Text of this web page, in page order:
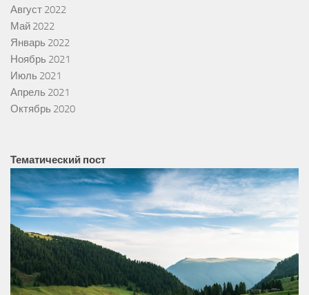
Август 2022
Май 2022
Январь 2022
Ноябрь 2021
Июль 2021
Апрель 2021
Октябрь 2020
Тематический пост